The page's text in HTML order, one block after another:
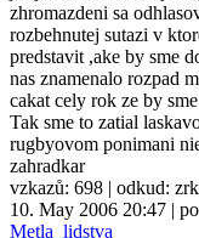
zhromazdeni sa
rozbehnutej sutazi v
predstavit ,ake by sme
nas znamenalo rozpad
cakat cely rok ze by
Tak sme to zatial
rugbyovom ponimani
zahradkar
vzkazů: 698 | odkud:
10. May 2006 20:47 |
Metla_lidstva